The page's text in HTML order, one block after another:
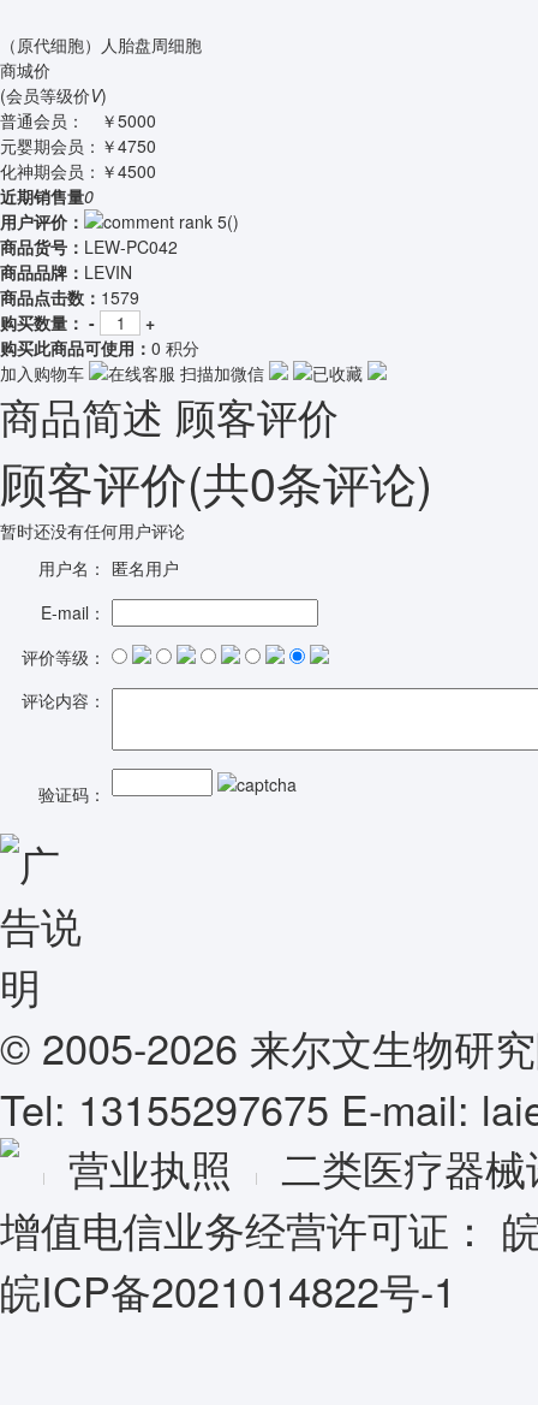
（原代细胞）人胎盘周细胞
商城价
(会员等级价V)
普通会员：
￥5000
元婴期会员： ￥4750
化神期会员： ￥4500
近期销售量0
用户评价：
()
商品货号： LEW-PC042
商品品牌： LEVIN
商品点击数： 1579
购买数量： -
+
购买此商品可使用： 0 积分
加入购物车
在线客服 扫描加微信 已收藏
商品简述 顾客评价
顾客评价(共0条评论)
暂时还没有任何用户评论
用户名： 匿名用户
E-mail：
评价等级：
评论内容：
验证码：
© 2005-2026 来尔文生物研
Tel: 13155297675 E-mail:
营业执照
二类医疗器
增值电信业务经营许可证：
皖ICP备2021014822号-1